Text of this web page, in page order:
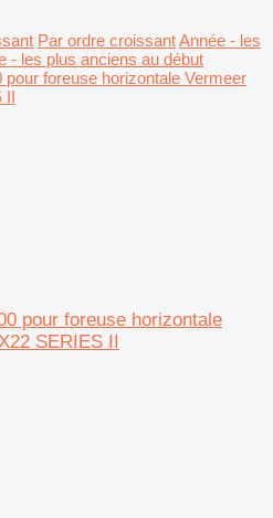
Par ordre croissantAnnée - les
- les plus anciens au début
pour foreuse horizontale
SERIES II